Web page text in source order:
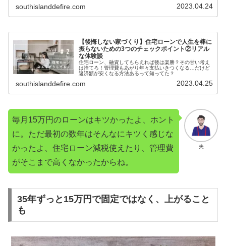
southislanddefire.com 2023.04.24
【後悔しない家づくり】住宅ローンで人生を棒に
振らないための3つのチェックポイント②リアル
な体験談
住宅ローン、融資してもらえれば後は楽勝？その甘い考え
は捨てろ！管理費もあがり年々支払いきつくなる…だけど
返済額が安くなる方法あるって知ってた？
southislanddefire.com 2023.04.25
夫
毎月15万円のローンはキツかったよ、ホント
に。ただ最初の数年はそんなにキツく感じな
かったよ、住宅ローン減税使えたり、管理費
がそこまで高くなかったからね。
35年ずっと15万円で固定ではなく、上がること
も